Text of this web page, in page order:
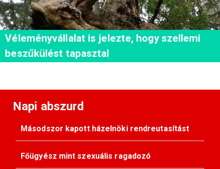
Véleményvállalat is jelezte, hogy szellemi
beszűkülést tapasztal
Napi abszurd
Másodszor kapott házelnöki rendreutasítást
Főügyész mint szexuális ragadozó